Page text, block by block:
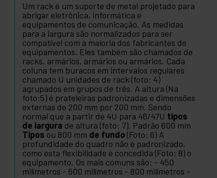
Um rack é um suporte de metal projetado para
abrigar eletrônica, informática e
equipamentos de comunicação. As medidas
para a largura são normalizados para ser
compatível com a maioria dos fabricantes de
equipamentos. Eles também são chamados de
racks, armários, armários ou armários. Cada
coluna tem buracos em intervalos regulares
chamado U unidades de rack (foto: 4)
agrupados em grupos de três. A altura (Na
foto:5) é prateleiras padronizadas e dimensões
externas de 200 mm por 200 mm. Sendo
normal que a partir de 4U para 46/47U tipos
de largura de altura (foto: 7). Padrão 600 mm
Tipos ou 800 mm de fundo(Foto: 6) A
profundidade do quadro não é padronizado,
como esta flexibilidade é concedida (Foto: 8) o
equipamento. Os mais comuns são: - 450
milímetros - 600 milímetros - 800 milímetros -